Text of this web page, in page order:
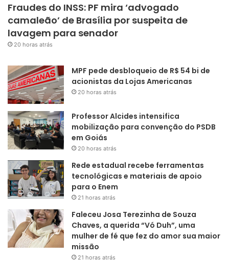
Fraudes do INSS: PF mira ‘advogado
camaleão’ de Brasília por suspeita de
lavagem para senador
20 horas atrás
MPF pede desbloqueio de R$ 54 bi de
acionistas da Lojas Americanas
20 horas atrás
Professor Alcides intensifica
mobilização para convenção do PSDB
em Goiás
20 horas atrás
Rede estadual recebe ferramentas
tecnológicas e materiais de apoio
para o Enem
21 horas atrás
Faleceu Josa Terezinha de Souza
Chaves, a querida “Vó Duh”, uma
mulher de fé que fez do amor sua maior
missão
21 horas atrás